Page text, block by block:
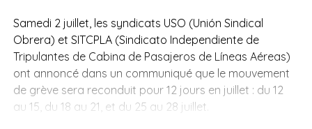
Samedi 2 juillet, les syndicats USO (Unión Sindical
Obrera) et SITCPLA (Sindicato Independiente de
Tripulantes de Cabina de Pasajeros de Líneas Aéreas)
ont annoncé dans un communiqué que le mouvement
de grève sera reconduit pour 12 jours en juillet : du 12
au 15, du 18 au 21, et du 25 au 28 juillet.